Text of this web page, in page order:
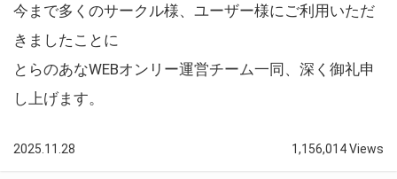
今まで多くのサークル様、ユーザー様にご利用いただ
きましたことに
とらのあなWEBオンリー運営チーム一同、深く御礼申
し上げます。
2025.11.28 1,156,014 Views